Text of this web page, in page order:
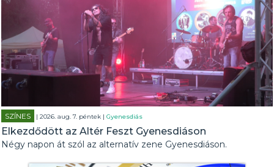
SZÍNES | 2026. aug. 7. péntek |Gyenesdiás
Elkezdődött az Altér Feszt Gyenesdiáson
Négy napon át szól az alternatív zene Gyenesdiáson.